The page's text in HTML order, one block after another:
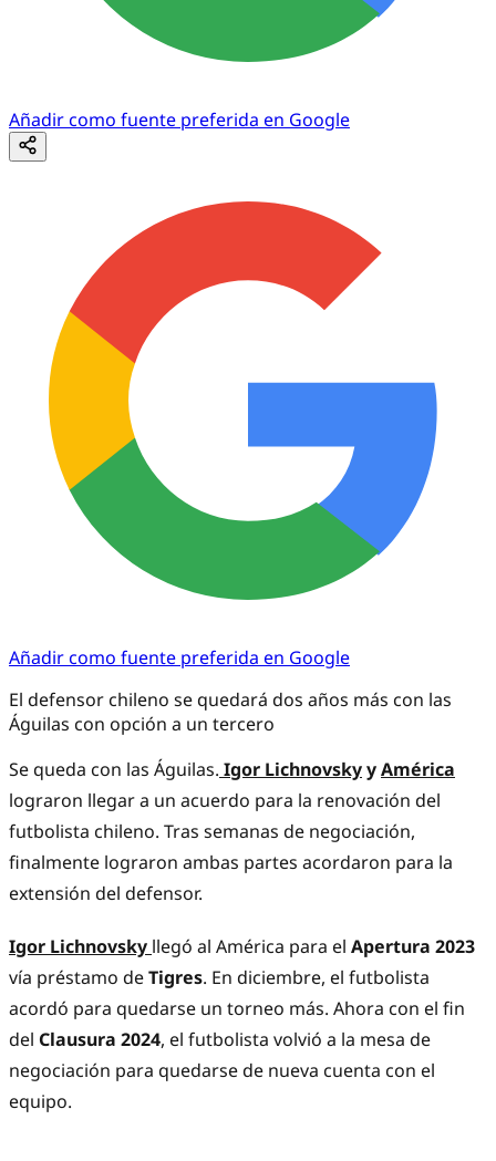
Añadir como fuente preferida en Google
Añadir como fuente preferida en Google
El defensor chileno se quedará dos años más con las
Águilas con opción a un tercero
Se queda con las Águilas. Igor LichnovskyyAmérica
lograron llegar a un acuerdo para la renovación del
futbolista chileno. Tras semanas de negociación,
finalmente lograron ambas partes acordaron para la
extensión del defensor.
Igor Lichnovsky llegó al América para el Apertura 2023
vía préstamo deTigres. En diciembre, el futbolista
acordó para quedarse un torneo más. Ahora con el fin
del Clausura 2024, el futbolista volvió a la mesa de
negociación para quedarse de nueva cuenta con el
equipo.